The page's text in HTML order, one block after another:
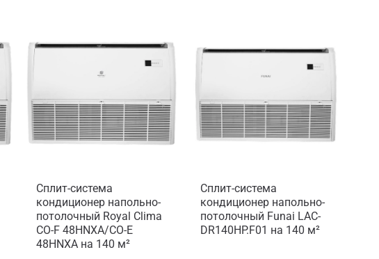
Сплит-система
кондиционер напольно-
потолочный Royal Clima
CO-F 48HNXA/CO-E
48HNXA на 140 м²
Сплит-система
кондиционер напольно-
потолочный Funai LAC-
DR140HP.F01 на 140 м²